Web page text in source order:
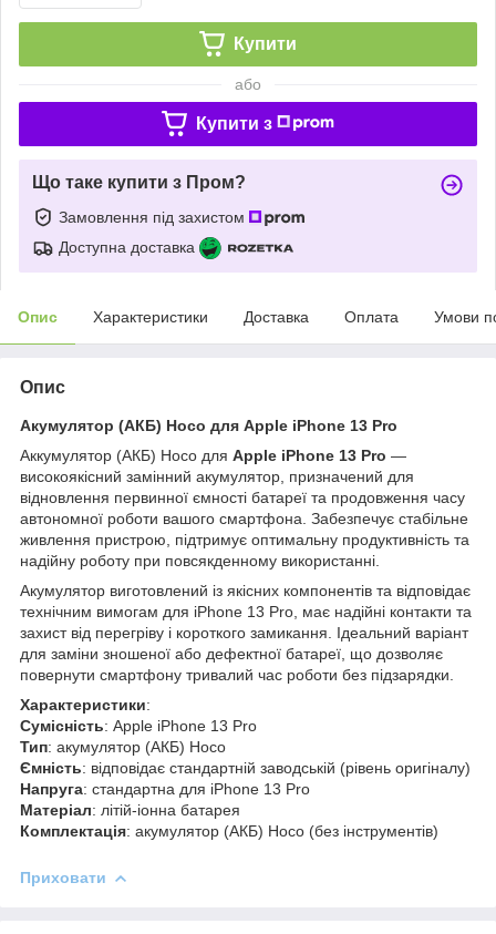
Купити
або
Купити з
Що таке купити з Пром?
Замовлення під захистом
Доступна доставка
Опис Характеристики Доставка Оплата Умови
Опис
Акумулятор (АКБ) Hoco для Apple iPhone 13 Pro
Аккумулятор (АКБ) Hoco для Apple iPhone 13 Pro —
високоякісний замінний акумулятор, призначений для
відновлення первинної ємності батареї та продовження часу
автономної роботи вашого смартфона. Забезпечує стабільне
живлення пристрою, підтримує оптимальну продуктивність та
надійну роботу при повсякденному використанні.
Акумулятор виготовлений із якісних компонентів та відповідає
технічним вимогам для iPhone 13 Pro, має надійні контакти та
захист від перегріву і короткого замикання. Ідеальний варіант
для заміни зношеної або дефектної батареї, що дозволяє
повернути смартфону тривалий час роботи без підзарядки.
Характеристики:
Сумісність: Apple iPhone 13 Pro
Тип: акумулятор (АКБ) Hoco
Ємність: відповідає стандартній заводській (рівень оригіналу)
Напруга: стандартна для iPhone 13 Pro
Матеріал: літій‑іонна батарея
Комплектація: акумулятор (АКБ) Hoco (без інструментів)
Приховати